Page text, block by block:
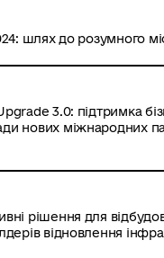
шлях до розумного
3.0: підтримка
нових міжнародних
рішення для
відновлення